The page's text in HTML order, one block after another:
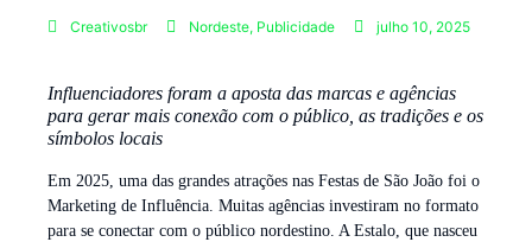
Creativosbr Nordeste, Publicidade julho 10, 2025
Influenciadores foram a aposta das marcas e agências
para gerar mais conexão com o público, as tradições e os
símbolos locais
Em 2025, uma das grandes atrações nas Festas de São João foi o
Marketing de Influência. Muitas agências investiram no formato
para se conectar com o público nordestino. A Estalo, que nasceu